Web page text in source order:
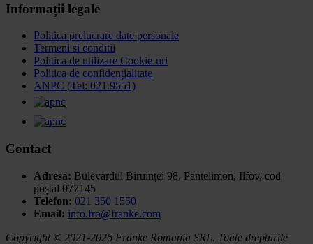
Informații legale
Politica prelucrare date personale
Termeni si conditii
Politica de utilizare Cookie-uri
Politica de confidențialitate
ANPC (Tel: 021.9551)
Contact
Adresă: Bulevardul Biruinței 98, Pantelimon, Ilfov, cod
poștal 077145
Telefon: 021 350 1550
Email: info.fro@franke.com
Copyright © 2021-2026 Franke Romania SRL. Toate drepturile